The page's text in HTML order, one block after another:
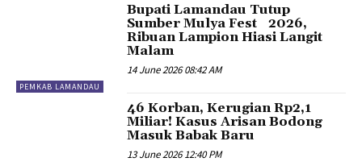
PEMKAB LAMANDAU
Bupati Lamandau Tutup
Sumber Mulya Fest 2026,
Ribuan Lampion Hiasi Langit
Malam
14 June 2026 08:42 AM
46 Korban, Kerugian Rp2,1
Miliar! Kasus Arisan Bodong
Masuk Babak Baru
13 June 2026 12:40 PM